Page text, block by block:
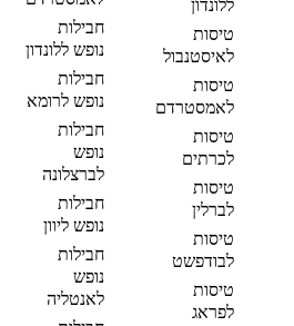
ללונדון
טיסות
לאיסטנבול
טיסות
לאמסטרדם
טיסות
לכרתים
טיסות
לברלין
טיסות
לבודפשט
טיסות
לפראג
חבילות
נופש ללונדון
חבילות
נופש לרומא
חבילות
נופש
לברצלונה
חבילות
נופש ליוון
חבילות
נופש
לאנטליה